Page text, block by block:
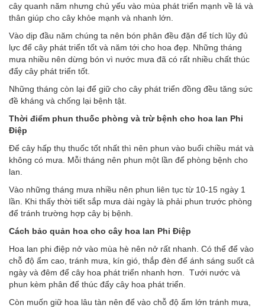
cây quanh năm nhưng chủ yếu vào mùa phát triển mạnh về lá và
thân giúp cho cây khỏe mạnh và nhanh lớn.
Vào dịp đầu năm chúng ta nên bón phân đều đặn để tích lũy đủ
lực để cây phát triển tốt và năm tới cho hoa đẹp. Những tháng
mưa nhiều nên dừng bón vì nước mưa đã có rất nhiều chất thúc
đẩy cây phát triển tốt.
Những tháng còn lại để giữ cho cây phát triển đồng đều tăng sức
đề kháng và chống lại bệnh tật.
Thời điểm phun thuốc phòng và trừ bệnh cho hoa lan Phi
Điệp
Để cây hấp thụ thuốc tốt nhất thì nên phun vào buổi chiều mát và
không có mưa. Mỗi tháng nên phun một lần để phòng bệnh cho
lan.
Vào những tháng mưa nhiều nên phun liên tục từ 10-15 ngày 1
lần. Khi thấy thời tiết sắp mưa dài ngày là phải phun trước phòng
để tránh trường hợp cây bị bệnh.
Cách bảo quản hoa cho cây hoa lan Phi Điệp
Hoa lan phi điệp nở vào mùa hè nên nở rất nhanh. Có thể để vào
chỗ độ ẩm cao, tránh mưa, kín gió, thắp đèn để ánh sáng suốt cả
ngày và đêm để cây hoa phát triển nhanh hơn. Tưới nước và
phun kèm phân để thúc đẩy cây hoa phát triển.
Còn muốn giữ hoa lâu tàn nên để vào chỗ độ ẩm lớn tránh mưa,